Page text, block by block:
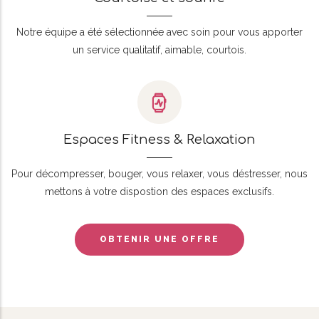
Notre équipe a été sélectionnée avec soin pour vous apporter
un service qualitatif, aimable, courtois.
Espaces Fitness & Relaxation
Pour décompresser, bouger, vous relaxer, vous déstresser, nous
mettons à votre dispostion des espaces exclusifs.
OBTENIR UNE OFFRE